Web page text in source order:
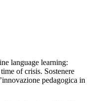
language learning:
of crisis. Sostenere
pedagogica in